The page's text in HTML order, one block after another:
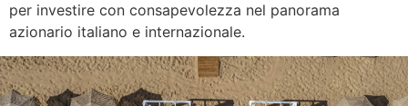
per investire con consapevolezza nel panorama
azionario italiano e internazionale.